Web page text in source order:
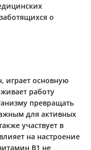
о
играет основную
работу
превращать
для активных
участвует в
на настроение
В1 не